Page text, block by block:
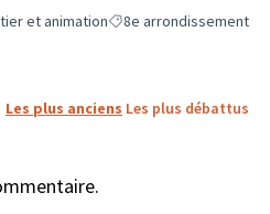
de la catégorie : Vie de quartier et
et animationFiltrer les résultats pour
8e arrondissement
Les plus anciens Les plus débattus